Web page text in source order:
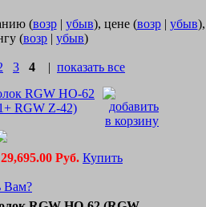
(возр| убыв), цене (возр| убыв),
(возр | убыв)
3 4 | показать все
RGW HO-62
RGW Z-42)
29,695.00 Руб. Купить
Вам?